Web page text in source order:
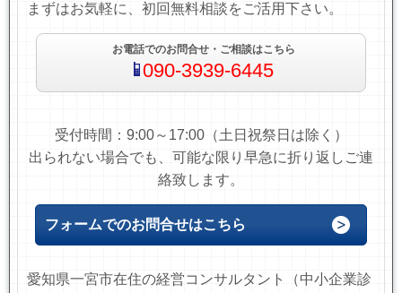
まずはお気軽に、初回無料相談をご活用下さい。
お電話でのお問合せ・ご相談はこちら
090-3939-6445
受付時間：9:00～17:00（土日祝祭日は除く）
出られない場合でも、可能な限り早急に折り返しご連
絡致します。
フォームでのお問合せはこちら
愛知県一宮市在住の経営コンサルタント（中小企業診